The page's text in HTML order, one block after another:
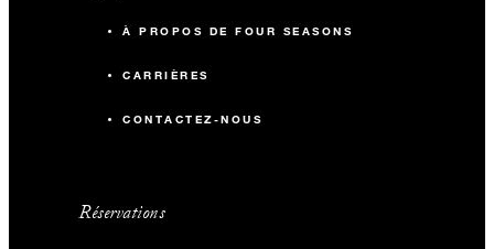
À PROPOS DE FOUR SEASONS
CARRIÈRES
CONTACTEZ-NOUS
Réservations